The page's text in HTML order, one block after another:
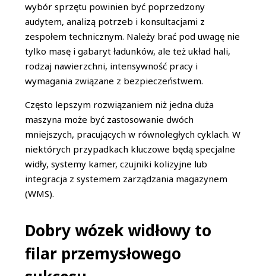
wybór sprzętu powinien być poprzedzony
audytem, analizą potrzeb i konsultacjami z
zespołem technicznym. Należy brać pod uwagę nie
tylko masę i gabaryt ładunków, ale też układ hali,
rodzaj nawierzchni, intensywność pracy i
wymagania związane z bezpieczeństwem.
Często lepszym rozwiązaniem niż jedna duża
maszyna może być zastosowanie dwóch
mniejszych, pracujących w równoległych cyklach. W
niektórych przypadkach kluczowe będą specjalne
widły, systemy kamer, czujniki kolizyjne lub
integracja z systemem zarządzania magazynem
(WMS).
Dobry wózek widłowy to
filar przemysłowego